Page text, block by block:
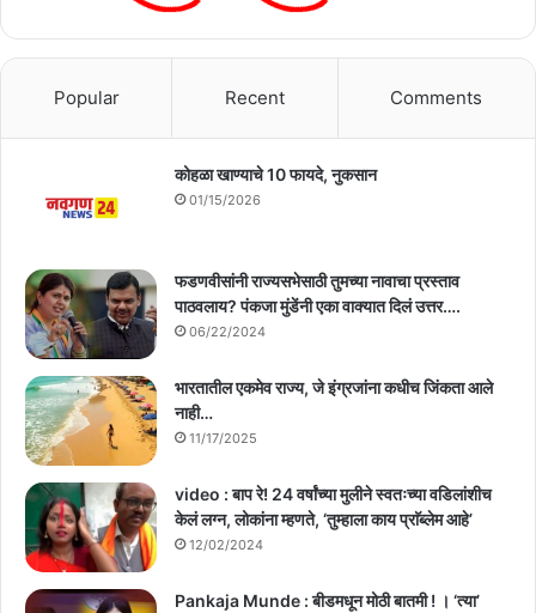
Popular Recent Comments
कोहळा खाण्याचे 10 फायदे, नुकसान
01/15/2026
फडणवीसांनी राज्यसभेसाठी तुमच्या नावाचा प्रस्ताव
पाठवलाय? पंकजा मुंडेंनी एका वाक्यात दिलं उत्तर….
06/22/2024
भारतातील एकमेव राज्य, जे इंग्रजांना कधीच जिंकता आले
नाही…
11/17/2025
video : बाप रे! 24 वर्षांच्या मुलीने स्वतःच्या वडिलांशीच
केलं लग्न, लोकांना म्हणते, ‘तुम्हाला काय प्राॅब्लेम आहे’
12/02/2024
Pankaja Munde : बीडमधून मोठी बातमी ! । ‘त्या’